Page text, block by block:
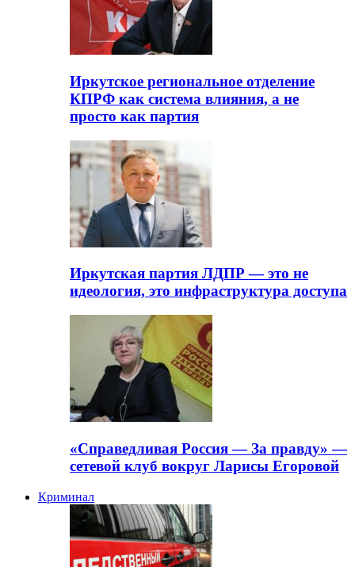
Иркутское региональное отделение
КПРФ как система влияния, а не
просто как партия
Иркутская партия ЛДПР — это не
идеология, это инфраструктура доступа
«Справедливая Россия — За правду» —
сетевой клуб вокруг Ларисы Егоровой
Криминал